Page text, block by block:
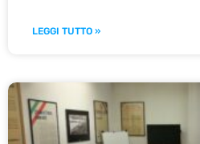
LEGGI TUTTO »